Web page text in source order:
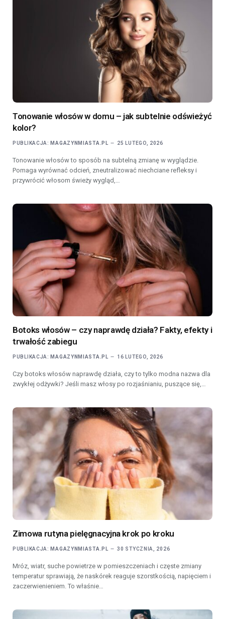
​Tonowanie włosów w domu – jak subtelnie odświeżyć
kolor?
PUBLIKACJA: MAGAZYNMIASTA.PL 25 LUTEGO, 2026
Tonowanie włosów to sposób na subtelną zmianę w wyglądzie.
Pomaga wyrównać odcień, zneutralizować niechciane refleksy i
przywrócić włosom świeży wygląd,…
Botoks włosów – czy naprawdę działa? Fakty, efekty i
trwałość zabiegu
PUBLIKACJA: MAGAZYNMIASTA.PL 16 LUTEGO, 2026
Czy botoks włosów naprawdę działa, czy to tylko modna nazwa dla
zwykłej odżywki? Jeśli masz włosy po rozjaśnianiu, puszące się,…
Zimowa rutyna pielęgnacyjna krok po kroku
PUBLIKACJA: MAGAZYNMIASTA.PL 30 STYCZNIA, 2026
Mróz, wiatr, suche powietrze w pomieszczeniach i częste zmiany
temperatur sprawiają, że naskórek reaguje szorstkością, napięciem i
zaczerwienieniem. To właśnie…